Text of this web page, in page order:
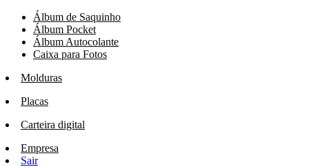
Álbum de Saquinho
Álbum Pocket
Álbum Autocolante
Caixa para Fotos
Molduras
Placas
Carteira digital
Empresa
Sair